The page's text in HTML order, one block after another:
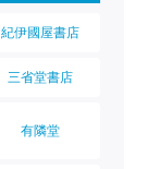
紀伊國屋書店
三省堂書店
有隣堂